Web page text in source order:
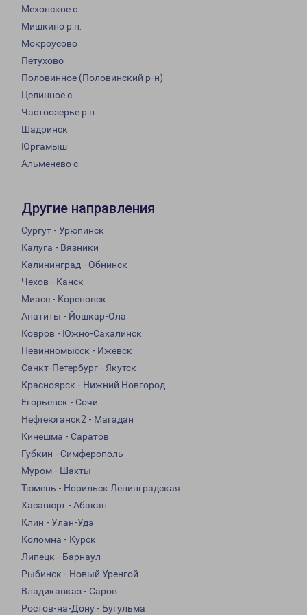
Мехонское с.
Мишкино р.п.
Мокроусово
Петухово
Половинное (Половинский р-н)
Целинное с.
Частоозерье р.п.
Шадринск
Юргамыш
Альменево с.
Другие направления
Сургут - Урюпинск
Калуга - Вязники
Калининград - Обнинск
Чехов - Канск
Миасс - Кореновск
Апатиты - Йошкар-Ола
Ковров - Южно-Сахалинск
Невинномысск - Ижевск
Санкт-Петербург - Якутск
Красноярск - Нижний Новгород
Егорьевск - Сочи
Нефтеюганск2 - Магадан
Кинешма - Саратов
Губкин - Симферополь
Муром - Шахты
Тюмень - Норильск Ленинградская
Хасавюрт - Абакан
Клин - Улан-Удэ
Коломна - Курск
Липецк - Барнаул
Рыбинск - Новый Уренгой
Владикавказ - Саров
Ростов-на-Дону - Бугульма